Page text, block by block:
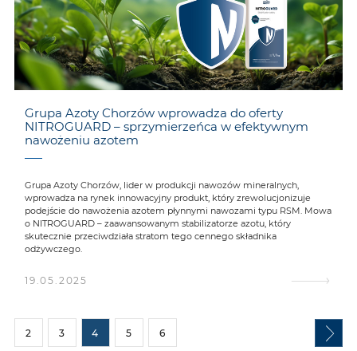
Grupa Azoty Chorzów wprowadza do oferty
NITROGUARD – sprzymierzeńca w efektywnym
nawożeniu azotem
Grupa Azoty Chorzów, lider w produkcji nawozów mineralnych,
wprowadza na rynek innowacyjny produkt, który zrewolucjonizuje
podejście do nawożenia azotem płynnymi nawozami typu RSM. Mowa
o NITROGUARD – zaawansowanym stabilizatorze azotu, który
skutecznie przeciwdziała stratom tego cennego składnika
odżywczego.
19.05.2025
2 3 4 5 6